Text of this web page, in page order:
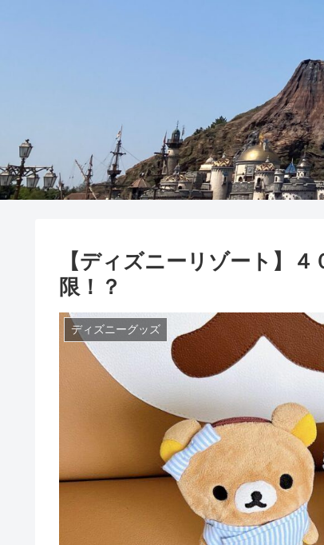
【ディズニーリゾート】
限！？
ディズニーグッズ